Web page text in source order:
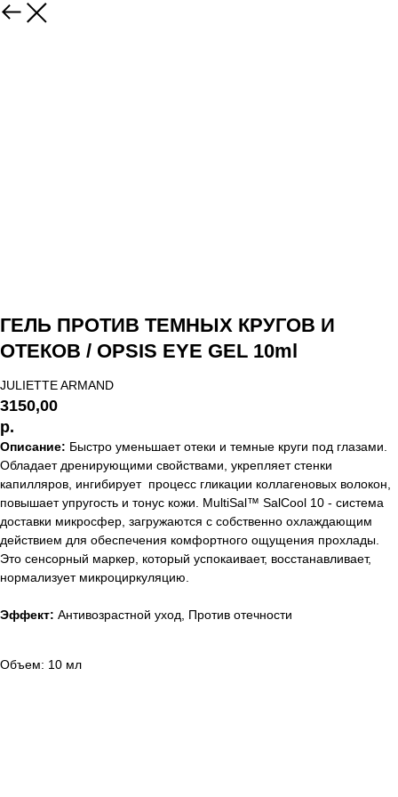
ГЕЛЬ ПРОТИВ ТЕМНЫХ КРУГОВ И
ОТЕКОВ / OPSIS EYE GEL 10ml
JULIETTE ARMAND
3150,00
р.
Описание: Быстро уменьшает отеки и темные круги под глазами.
Обладает дренирующими свойствами, укрепляет стенки
капилляров, ингибирует процесс гликации коллагеновых волокон,
повышает упругость и тонус кожи. MultiSal™ SalCool 10 - система
доставки микросфер, загружаются с собственно охлаждающим
действием для обеспечения комфортного ощущения прохлады.
Это сенсорный маркер, который успокаивает, восстанавливает,
нормализует микроциркуляцию.
Эффект: Антивозрастной уход, Против отечности
Объем: 10 мл